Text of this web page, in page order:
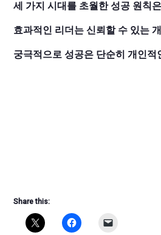
세 가지 시대를 초월한 성공 원칙
효과적인 리더는 신뢰할 수 있는
궁극적으로 성공은 단순히 개인
Share this: